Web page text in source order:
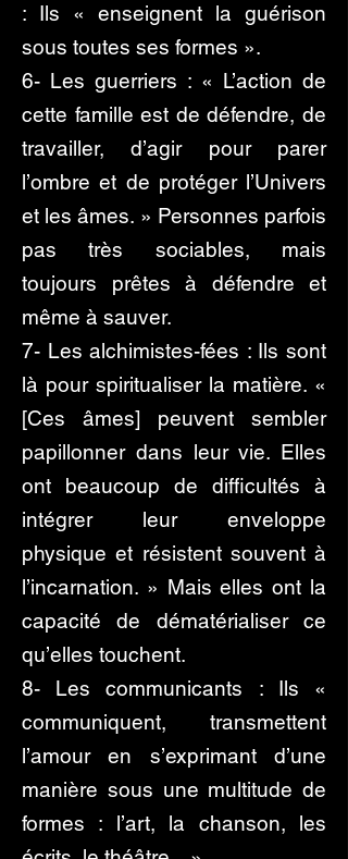
: Ils « enseignent la guérison
sous toutes ses formes ».
6- Les guerriers : « L’action de
cette famille est de défendre, de
travailler, d’agir pour parer
l’ombre et de protéger l’Univers
et les âmes. » Personnes parfois
pas très sociables, mais
toujours prêtes à défendre et
même à sauver.
7- Les alchimistes-fées : Ils sont
là pour spiritualiser la matière. «
[Ces âmes] peuvent sembler
papillonner dans leur vie. Elles
ont beaucoup de difficultés à
intégrer leur enveloppe
physique et résistent souvent à
l’incarnation. » Mais elles ont la
capacité de dématérialiser ce
qu’elles touchent.
8- Les communicants : Ils «
communiquent, transmettent
l’amour en s’exprimant d’une
manière sous une multitude de
formes : l’art, la chanson, les